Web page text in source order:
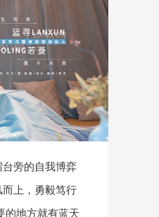
旁的自我博弈
上，勇毅笃行
的地方就有蓝天